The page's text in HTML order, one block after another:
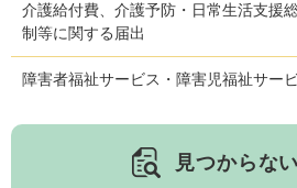
介護給付費、介護予防・日常生活支援
制等に関する届出
障害者福祉サービス・障害児福祉サー
見つからな